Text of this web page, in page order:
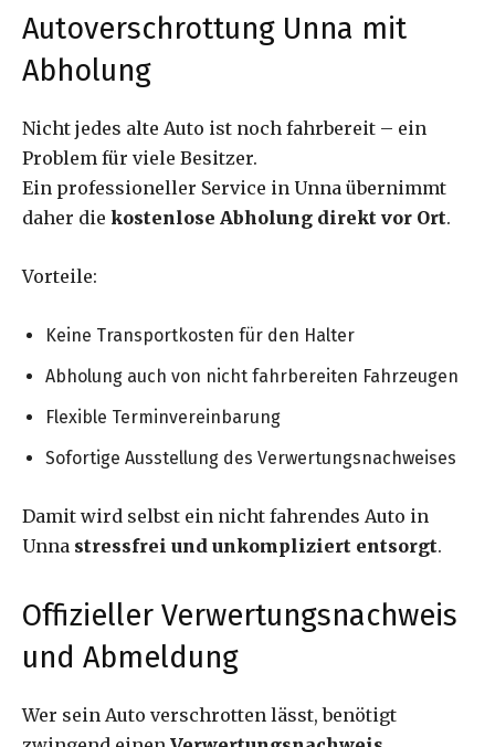
Autoverschrottung Unna mit
Abholung
Nicht jedes alte Auto ist noch fahrbereit – ein
Problem für viele Besitzer.
Ein professioneller Service in Unna übernimmt
daher die kostenlose Abholung direkt vor Ort.
Vorteile:
Keine Transportkosten für den Halter
Abholung auch von nicht fahrbereiten Fahrzeugen
Flexible Terminvereinbarung
Sofortige Ausstellung des Verwertungsnachweises
Damit wird selbst ein nicht fahrendes Auto in
Unna stressfrei und unkompliziert entsorgt.
Offizieller Verwertungsnachweis
und Abmeldung
Wer sein Auto verschrotten lässt, benötigt